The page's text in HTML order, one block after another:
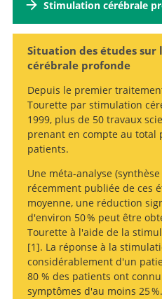
Stimulation cérébrale
Situation des études
cérébrale profonde
Depuis le premier
Tourette par stimulation
1999, plus de 50 travaux
prenant en compte au total
patients.
Une méta-analyse
récemment publiée de ces
moyenne, une réduction
d'environ 50 % peut être
Tourette à l'aide de la
1
Stimulation for Tourette-
. La réponse à la
considérablement d'un
80 % des patients ont
symptômes d'au moins 25 %.